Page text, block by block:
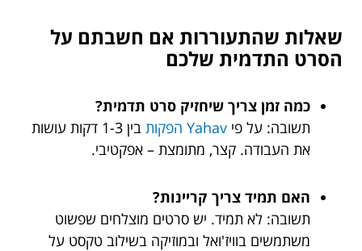
שאלות שהתעוררות אם חשבתם על
הסרט התדמית שלכם
כמה זמן צריך שיחזיק סרט תדמית?
תשובה: על פי Yahav הפקות
בין 1-3 דקות עושות
את העבודה. קצר, מתומצת – אפקטיבי.
האם תמיד צריך קריינות?
תשובה: לא תמיד. יש סרטים מוצלחים שפשוט
משתמשים בוויז'ואל ובמוזיקה בשילוב טקסט על